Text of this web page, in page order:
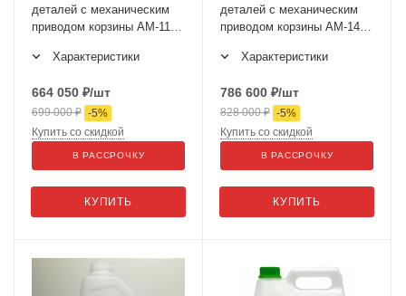
деталей с механическим
приводом корзины АМ-1150
Характеристики
664 050 ₽/шт
699 000₽ -5%
КУПИТЬ
Купить со скидкой
В РАССРОЧКУ
деталей с механическим
приводом корзины АМ-1400
Характеристики
786 600 ₽/шт
828 000₽ -5%
КУПИТЬ
Купить со скидкой
В РАССРОЧКУ